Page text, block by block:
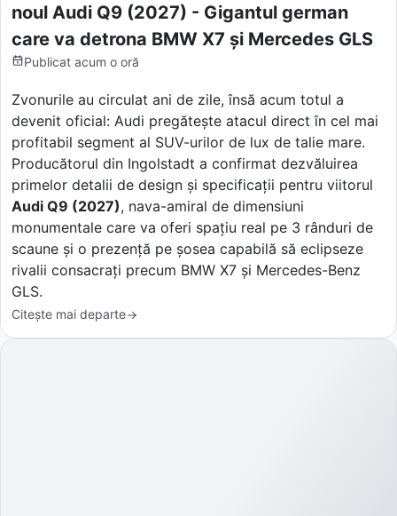
noul Audi Q9 (2027) - Gigantul german
care va detrona BMW X7 și Mercedes GLS
Publicat acum o oră
Zvonurile au circulat ani de zile, însă acum totul a
devenit oficial: Audi pregătește atacul direct în cel mai
profitabil segment al SUV-urilor de lux de talie mare.
Producătorul din Ingolstadt a confirmat dezvăluirea
primelor detalii de design și specificații pentru viitorul
Audi Q9 (2027), nava-amiral de dimensiuni
monumentale care va oferi spațiu real pe 3 rânduri de
scaune și o prezență pe șosea capabilă să eclipseze
rivalii consacrați precum BMW X7 și Mercedes-Benz
GLS.
Citește mai departe